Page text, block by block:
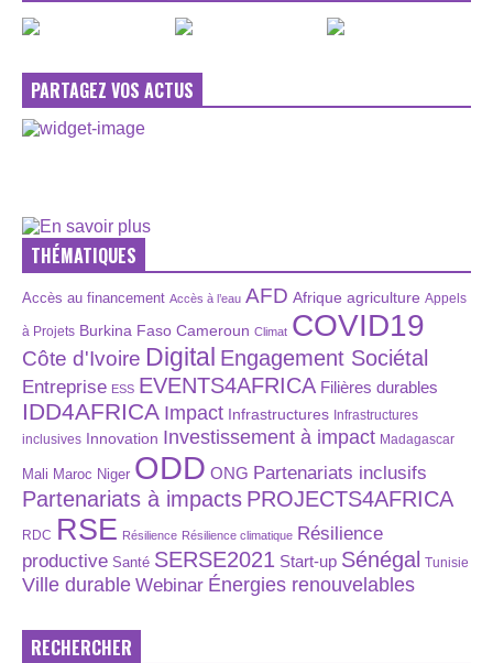
PARTAGEZ VOS ACTUS
THÉMATIQUES
Accès au financement Accès à l’eau AFD Afrique agriculture Appels
à Projets Burkina Faso Cameroun Climat COVID19
Côte d'Ivoire Digital Engagement Sociétal
Entreprise ESS EVENTS4AFRICA Filières durables
IDD4AFRICA Impact Infrastructures Infrastructures
inclusives Innovation Investissement à impact Madagascar
Mali Maroc Niger ODD ONG Partenariats inclusifs
Partenariats à impacts PROJECTS4AFRICA
RDC RSE Résilience Résilience climatique Résilience
productive Santé SERSE2021 Start-up Sénégal Tunisie
Ville durable Webinar Énergies renouvelables
RECHERCHER